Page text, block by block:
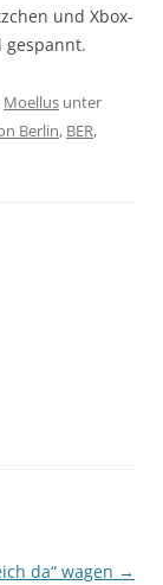
und Xbox-
gespannt.
Moellus unter
Berlin, BER,
da“ wagen →